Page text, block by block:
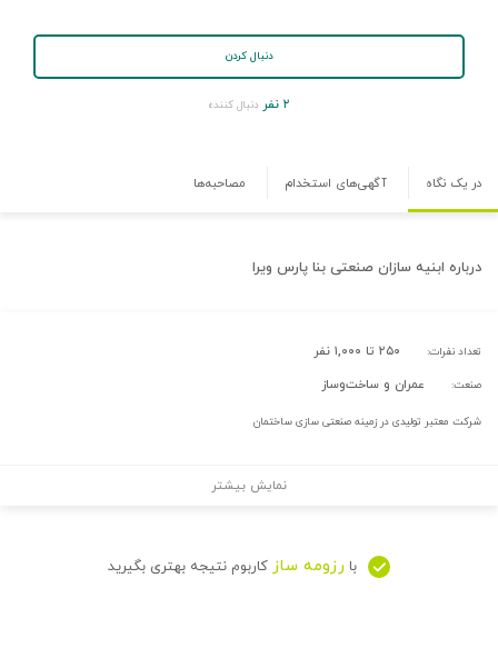
دنبال کردن
۲ نفر دنبال کننده
در یک نگاه آگهی‌های استخدام مصاحبه‌ها
درباره ابنیه سازان صنعتی بنا پارس ویرا
تعداد نفرات: ۲۵۰ تا ۱,۰۰۰ نفر
صنعت: عمران و ساخت‌وساز
شرکت معتبر تولیدی در زمینه صنعتی سازی ساختمان
نمایش بیشتر
با رزومه ساز کاربوم نتیجه بهتری بگیرید